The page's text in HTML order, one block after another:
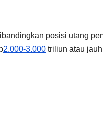
posisi utang
2.000-3.000 triliun atau